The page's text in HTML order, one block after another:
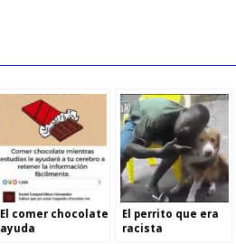
El comer chocolate
ayuda
El perrito que era
racista